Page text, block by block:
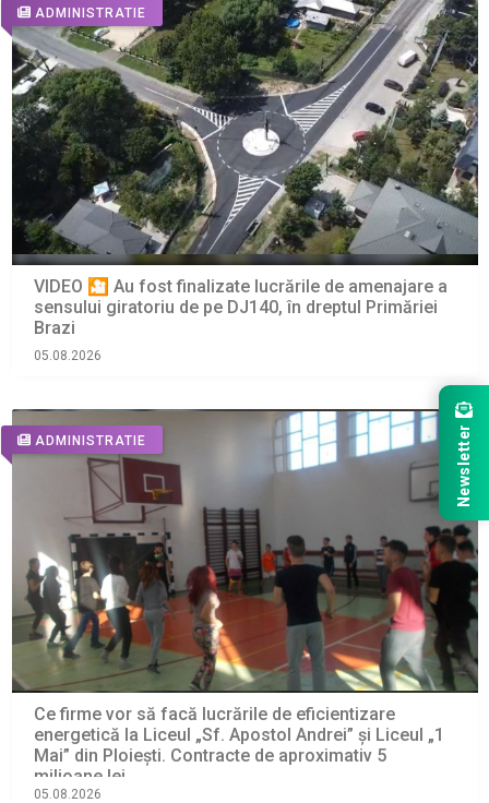
ADMINISTRATIE
VIDEO 🎦 Au fost finalizate lucrările de amenajare a
sensului giratoriu de pe DJ140, în dreptul Primăriei
Brazi
05.08.2026
ADMINISTRATIE
Ce firme vor să facă lucrările de eficientizare
energetică la Liceul „Sf. Apostol Andrei” și Liceul „1
Mai” din Ploiești. Contracte de aproximativ 5
milioane lei
05.08.2026
Newsletter